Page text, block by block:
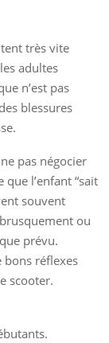
très vite
adultes
n’est pas
blessures
pas négocier
l’enfant “sait
souvent
ou
prévu.
bons réflexes
scooter.